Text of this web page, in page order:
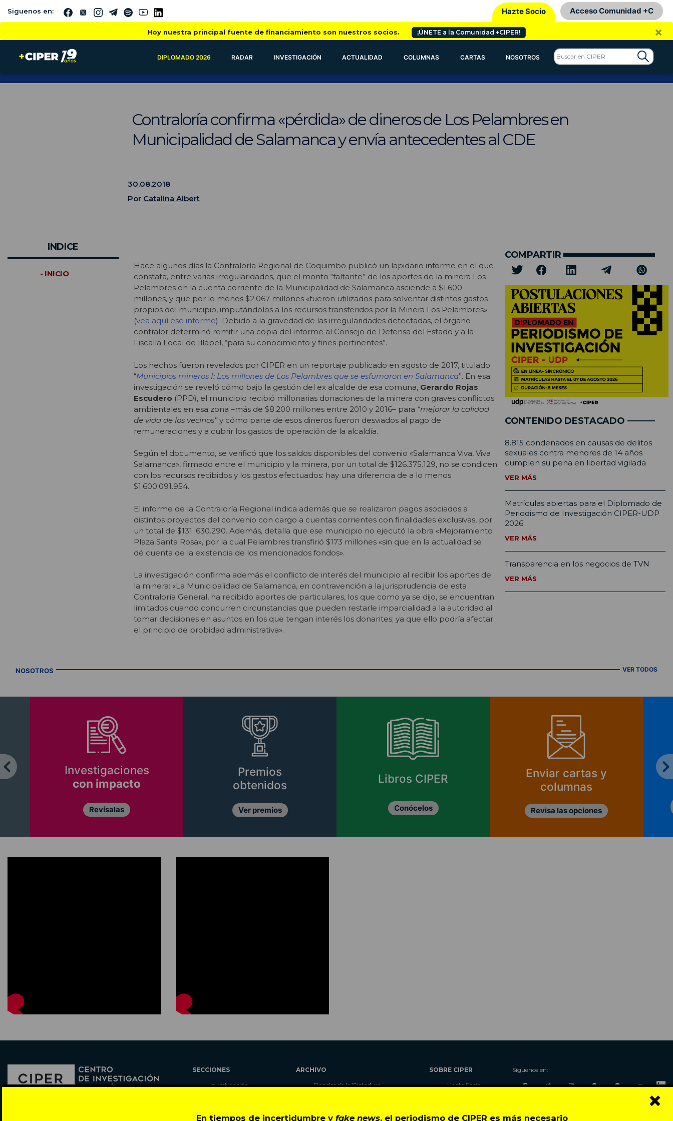
En tiempos de incertidumbre yfake news, el periodismo de CIPER es más necesario
×
Siguenos en: Hazte Socio Acceso Comunidad +C
Hoy nuestra principal fuente de financiamiento son nuestros socios. ¡ÚNETE a la Comunidad +CIPER! ×
DIPLOMADO 2026 RADAR INVESTIGACIÓN ACTUALIDAD COLUMNAS CARTAS NOSOTROS
Contraloría confirma «pérdida» de dineros de Los Pelambres en
Municipalidad de Salamanca y envía antecedentes al CDE
30.08.2018
Por Catalina Albert
INDICE
- INICIO
Hace algunos días la Contraloría Regional de Coquimbo publicó un lapidario informe en el que
constata, entre varias irregularidades, que el monto “faltante” de los aportes de la minera Los
Pelambres en la cuenta corriente de la Municipalidad de Salamanca asciende a $1.600
millones, y que por lo menos $2.067 millones «fueron utilizados para solventar distintos gastos
propios del municipio, imputándolos a los recursos transferidos por la Minera Los Pelambres»
(vea aquí ese informe). Debido a la gravedad de las irregularidades detectadas, el órgano
contralor determinó remitir una copia del informe al Consejo de Defensa del Estado y a la
Fiscalía Local de Illapel, “para su conocimiento y fines pertinentes”.
Los hechos fueron revelados por CIPER en un reportaje publicado en agosto de 2017, titulado
“Municipios mineros I: Los millones de Los Pelambres que se esfumaron en Salamanca”. En esa
investigación se reveló cómo bajo la gestión del ex alcalde de esa comuna, Gerardo Rojas
Escudero (PPD), el municipio recibió millonarias donaciones de la minera con graves conflictos
ambientales en esa zona –más de $8.200 millones entre 2010 y 2016– para “mejorar la calidad
de vida de los vecinos” y cómo parte de esos dineros fueron desviados al pago de
remuneraciones y a cubrir los gastos de operación de la alcaldía.
Según el documento, se verificó que los saldos disponibles del convenio «Salamanca Viva, Viva
Salamanca», firmado entre el municipio y la minera, por un total de $126.375.129, no se condicen
con los recursos recibidos y los gastos efectuados: hay una diferencia de a lo menos
$1.600.091.954.
El informe de la Contraloría Regional indica además que se realizaron pagos asociados a
distintos proyectos del convenio con cargo a cuentas corrientes con finalidades exclusivas, por
un total de $131 .630.290. Además, detalla que ese municipio no ejecutó la obra «Mejoramiento
Plaza Santa Rosa», por la cual Pelambres transfirió $173 millones «sin que en la actualidad se
dé cuenta de la existencia de los mencionados fondos».
La investigación confirma además el conflicto de interés del municipio al recibir los aportes de
la minera: «La Municipalidad de Salamanca, en contravención a la jurisprudencia de esta
Contraloría General, ha recibido aportes de particulares, los que como ya se dijo, se encuentran
limitados cuando concurren circunstancias que pueden restarle imparcialidad a la autoridad al
tomar decisiones en asuntos en los que tengan interés los donantes; ya que ello podría afectar
el principio de probidad administrativa».
COMPARTIR
CONTENIDO DESTACADO
8.815 condenados en causas de delitos
sexuales contra menores de 14 años
cumplen su pena en libertad vigilada
VER MÁS
Matrículas abiertas para el Diplomado de
Periodismo de Investigación CIPER-UDP
2026
VER MÁS
Transparencia en los negocios de TVN
VER MÁS
NOSOTROS VER TODOS
Investigaciones
con impacto
Revísalas
Premios
obtenidos
Ver premios
Libros CIPER
Conócelos
Enviar cartas y
columnas
Revisa las opciones
SECCIONES
Investigación
Cartas
ARCHIVO
Papeles de la Dictadura
Autores
SOBRE CIPER
Hazte Socio
Contacto
Síguenos en: